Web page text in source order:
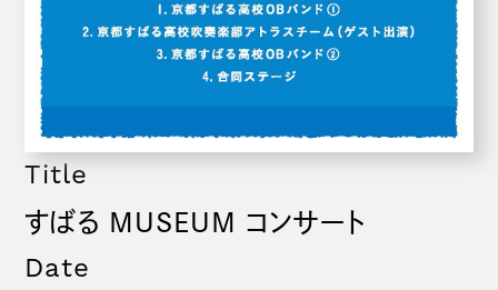
Title
すばる MUSEUM コンサート
Date